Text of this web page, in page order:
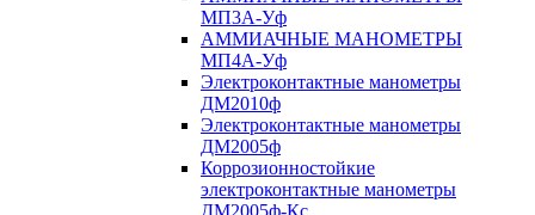
МП3А-Уф
АММИАЧНЫЕ МАНОМЕТРЫ
МП4А-Уф
Электроконтактные манометры
ДМ2010ф
Электроконтактные манометры
ДМ2005ф
Коррозионностойкие
электроконтактные манометры
ДМ2005ф-Кс